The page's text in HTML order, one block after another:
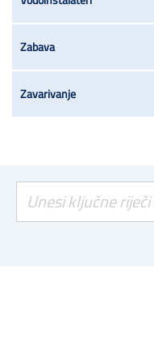
Zabava
Zavarivanje